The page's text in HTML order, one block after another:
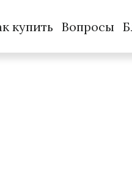
купить Вопросы